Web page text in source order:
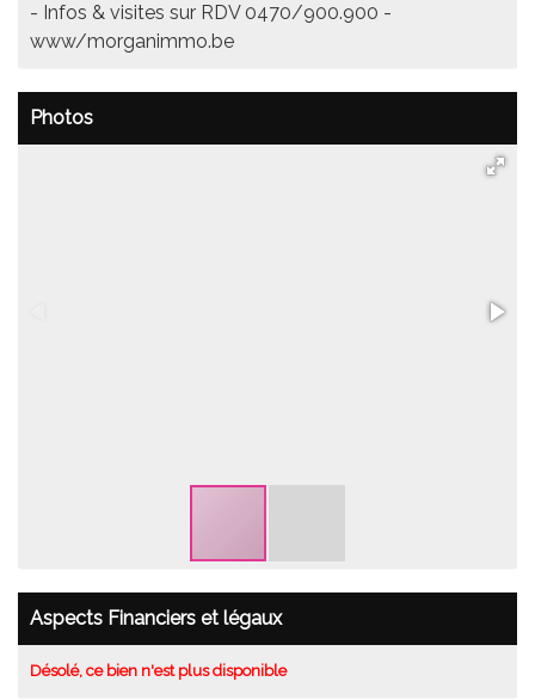
- Infos & visites sur RDV 0470/900.900 -
www/morganimmo.be
Photos
Aspects Financiers et légaux
Désolé, ce bien n'est plus disponible